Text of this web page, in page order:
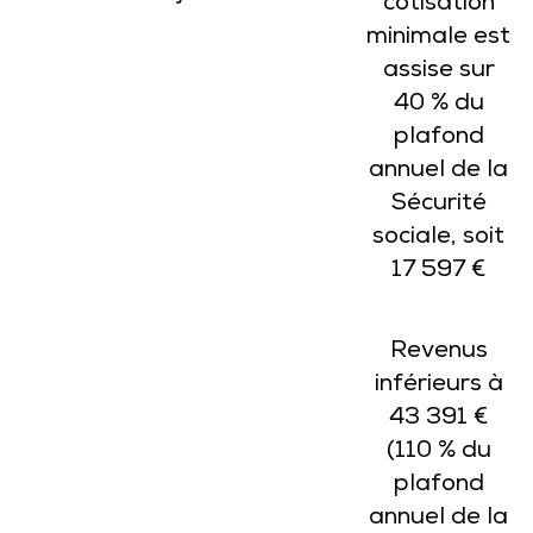
minimale est
assise sur
40 % du
plafond
annuel de la
Sécurité
sociale, soit
17 597 €
Revenus
inférieurs à
43 391 €
(110 % du
plafond
annuel de la